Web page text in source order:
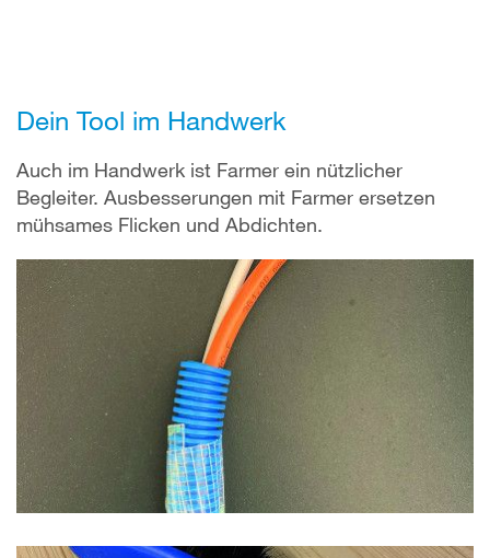
Dein Tool im Handwerk
Auch im Handwerk ist Farmer ein nützlicher
Begleiter. Ausbesserungen mit Farmer ersetzen
mühsames Flicken und Abdichten.